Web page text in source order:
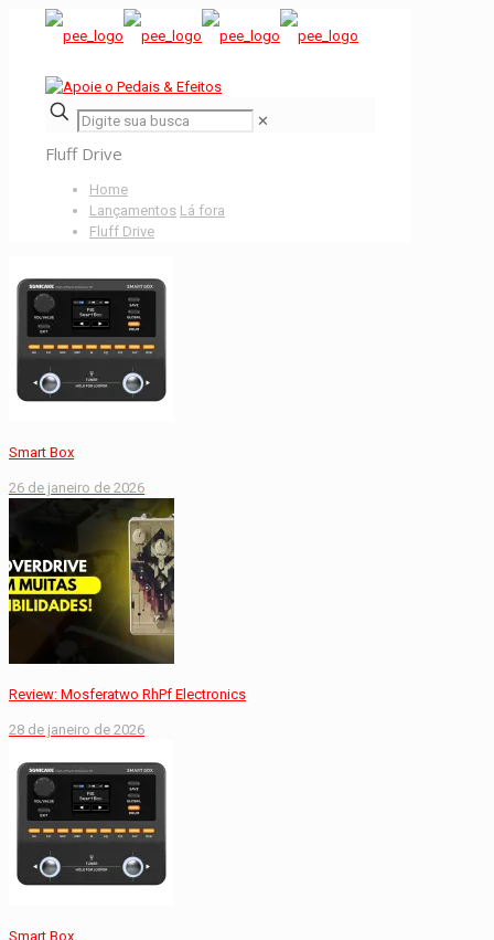
✕
Fluff Drive
Home
Lançamentos Lá fora
Fluff Drive
Smart Box
26 de janeiro de 2026
Review: Mosferatwo RhPf Electronics
28 de janeiro de 2026
Smart Box